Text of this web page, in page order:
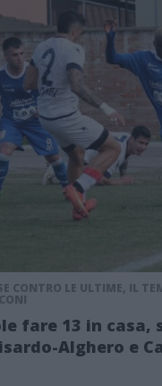
CONTRO LE ULTIME, IL
fare 13 in casa,
Alghero e